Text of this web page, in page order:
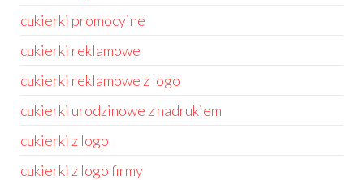
cukierki promocyjne
cukierki reklamowe
cukierki reklamowe z logo
cukierki urodzinowe z nadrukiem
cukierki z logo
cukierki z logo firmy